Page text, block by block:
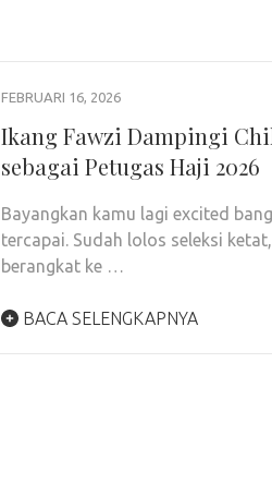
FEBRUARI 16, 2026
Ikang Fawzi Dampingi
sebagai Petugas Haji 2026
Bayangkan kamu lagi excited
tercapai. Sudah lolos seleksi
berangkat ke …
BACA SELENGKAPNYA